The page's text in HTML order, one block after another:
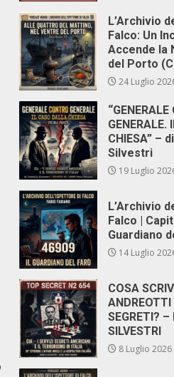
L’Archivio
Falco: Un
Accende la
del Porto
24 Luglio
GENERALE.
CHIESA” –
Silvestri
19 Luglio
L’Archivio
Falco |
Guardiano
14 Luglio
COSA
ANDREOTTI
SEGRETI? –
SILVESTRI
8 Luglio 2026